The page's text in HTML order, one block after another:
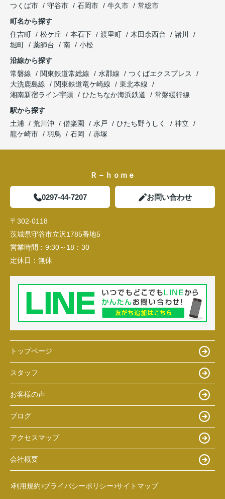
つくば市
守谷市 石岡市 牛久市
常総市
町名から探す
住吉町
松ケ丘 本石下 渡里町 木田余西台
諸川
堀町
薬師台 南
小松
沿線から探す
常磐線
関東鉄道常総線 水郡線
つくばエクスプレス
大洗鹿島線
関東鉄道竜ケ崎線
東北本線
湘南新宿ライン宇須
ひたちなか海浜鉄道
常磐緩行線
駅から探す
土浦
荒川沖 偕楽園 水戸 ひたち野うしく
神立
龍ケ崎市
羽鳥 石岡 赤塚
Ｒ－ｈｏｍｅ
0297-44-7207 お問い合わせ
〒302-0118
茨城県守谷市立沢1785番地5
営業時間： 9:30～18：30
定休日： 無休
トップページ
スタッフ
お客様の声
ブログ
アクセスマップ
会社概要
利用規約 プライバシーポリシー サイトマップ